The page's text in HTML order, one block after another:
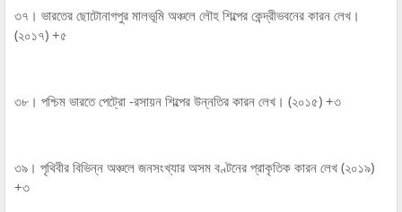
৩৭। ভারতের ছোটোনাগপুর মালভূমি অঞ্চলে লৌহ শিল্পের কেন্দ্রীভবনের কারন লেখ।
(২০১৭) +৫
৩৮। পশ্চিম ভারতে পেট্রো -রসায়ন শিল্পের উন্নতির কারন লেখ। (২০১৫) +৩
৩৯। পৃথিবীর বিভিন্ন অঞ্চলে জনসংখ্যার অসম বণ্টনের প্রাকৃতিক কারন লেখ (২০১৯)
+৩